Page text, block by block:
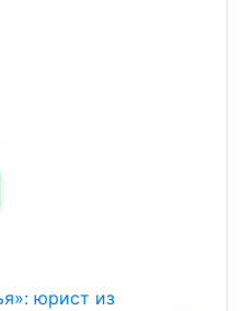
юрист из